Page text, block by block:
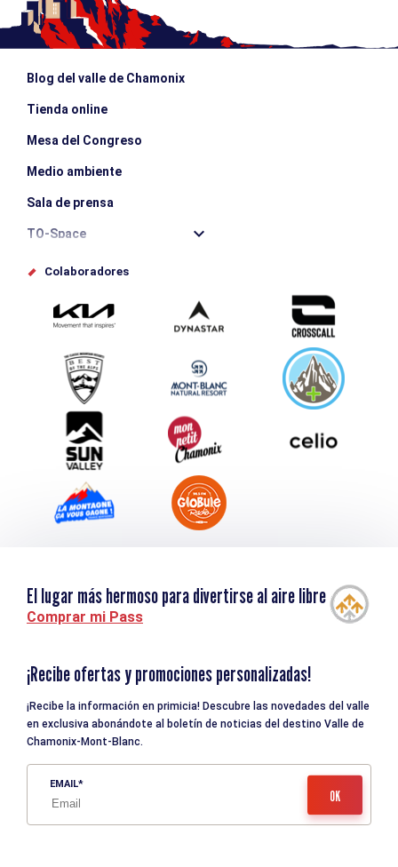
Blog del valle de Chamonix
Tienda online
Mesa del Congreso
Medio ambiente
Sala de prensa
TO-Space
Offices de tourisme
Envíe su evento
Service groupes et séminaires
Descargar
Turismo y discapacidad
Colaboradores
El lugar más hermoso para divertirse al aire libre
Comprar mi Pass
¡Recibe ofertas y promociones personalizadas!
¡Recibe la información en primicia! Descubre las novedades del valle
en exclusiva abonándote al boletín de noticias del destino Valle de
Chamonix-Mont-Blanc.
EMAIL